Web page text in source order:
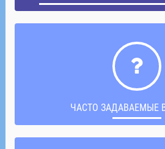
ЧАСТО ЗАДАВАЕМЫЕ